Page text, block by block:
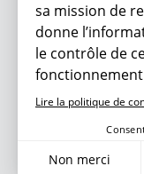
sa mission de
donne
le contrôle de
Lire la politique de
Non merci